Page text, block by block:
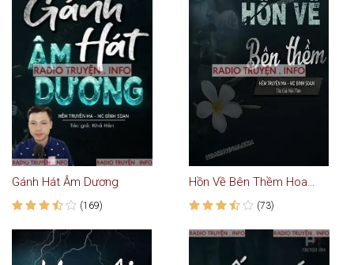
Gánh Hát Âm Dương
(169)
Hồn Về Bên Thềm Hoa Sứ
(73)